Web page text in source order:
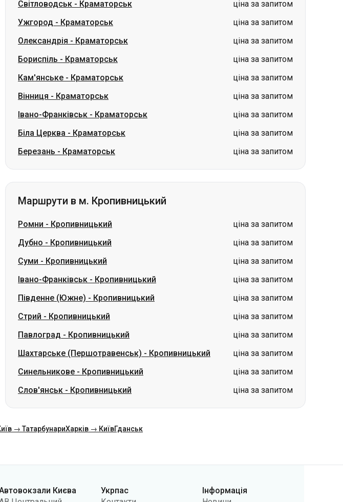
Бориспіль-Краматорськ
ціна за запитом
Кам'янське-Краматорськ
ціна за запитом
Вінниця-Краматорськ
ціна за запитом
Івано-Франківськ-Краматорськ
ціна за запитом
Біла Церква-Краматорськ
ціна за запитом
Березань-Краматорськ ціна за запитом
Маршрути в м. Кропивницький
Ромни-Кропивницький
ціна за запитом
Суми-Кропивницький
Івано-Франківськ-Кропивницький
ціна за запитом
Південне (Южне)-Кропивницький
ціна за запитом
Стрий-Кропивницький
ціна за запитом
Павлоград-Кропивницький
ціна за запитом
Шахтарське (Першотравенськ)-Кропивницький
ціна за запитом
Синельникове-Кропивницький
ціна за запитом
Слов'янськ-Кропивницький ціна за запитом
Київ → ТатарбунариХарків → КиївГданськ
АС Південна
АС Дарниця
Політики
конфіденційності
Повернення квитків
Карта сайту